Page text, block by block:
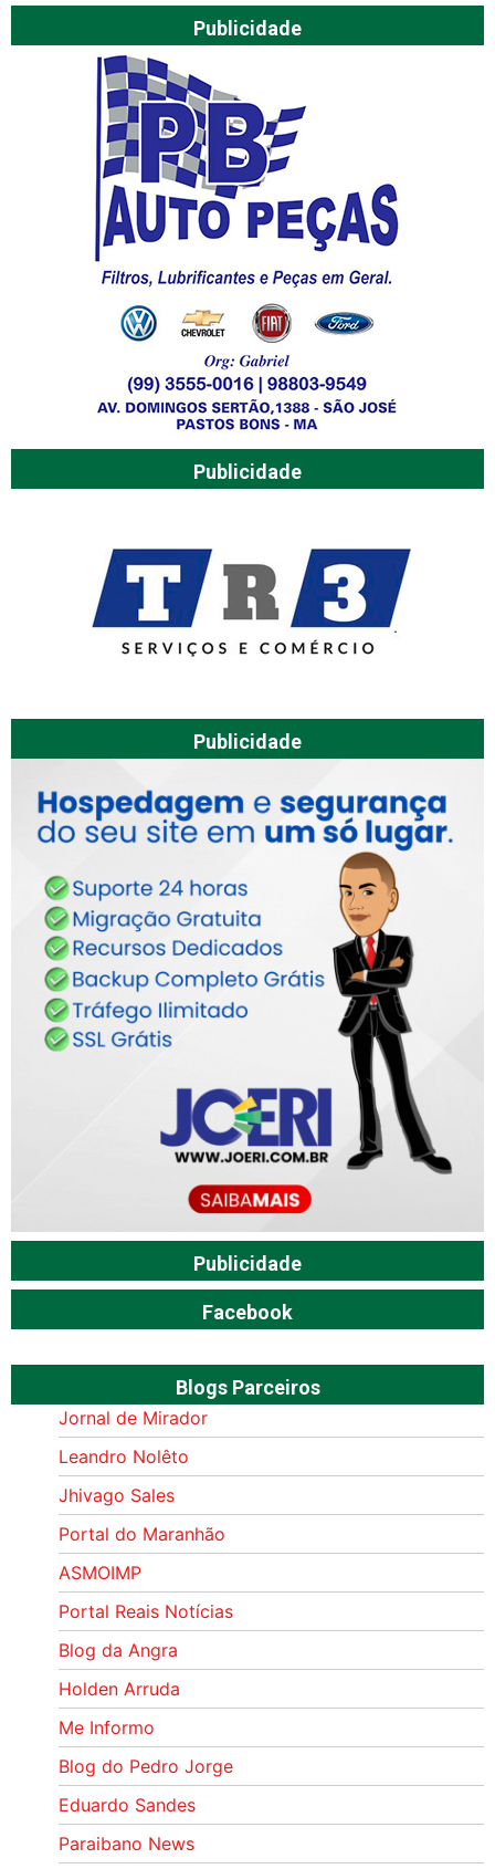
Publicidade
Publicidade
Publicidade
Publicidade
Facebook
Blogs Parceiros
Jornal de Mirador
Leandro Nolêto
Jhivago Sales
Portal do Maranhão
ASMOIMP
Portal Reais Notí­cias
Blog da Angra
Holden Arruda
Me Informo
Blog do Pedro Jorge
Eduardo Sandes
Paraibano News